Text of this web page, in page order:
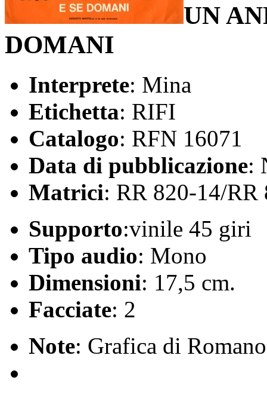
UN
DOMANI
Interprete: Mina
Etichetta: RIFI
Catalogo: RFN 16071
Data di pubblicazione:
Matrici: RR 820-14/RR
Supporto:vinile 45 giri
Tipo audio: Mono
Dimensioni: 17,5 cm.
Facciate: 2
Note: Grafica di